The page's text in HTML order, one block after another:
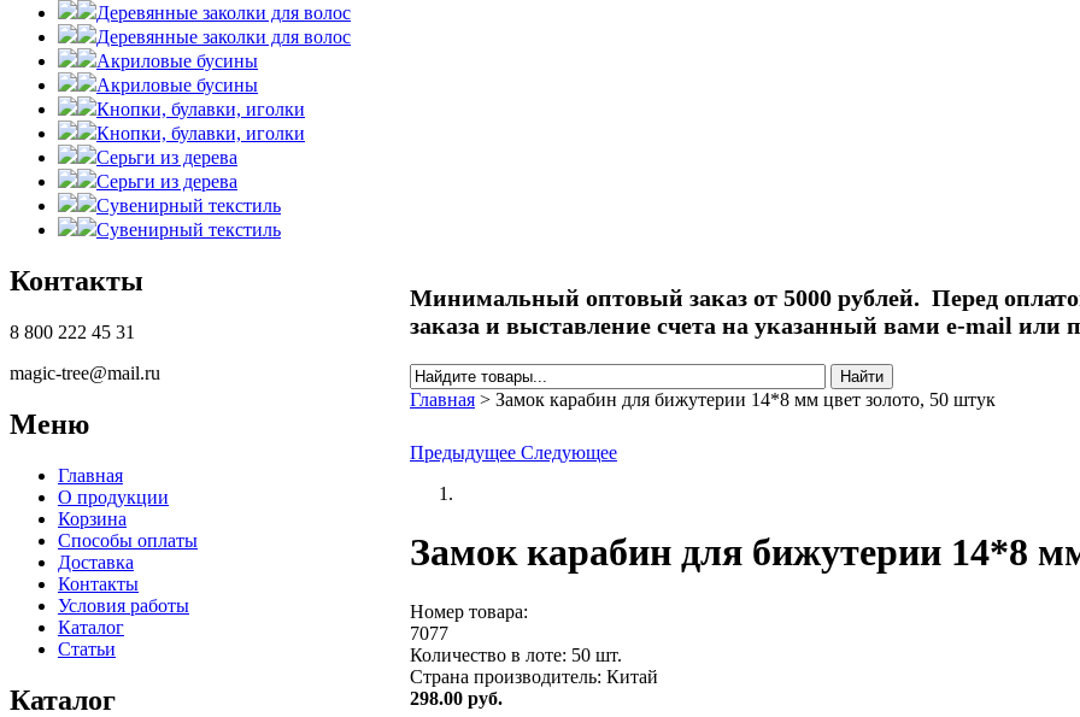
Деревянные заколки для волос
Деревянные заколки для волос
Акриловые бусины
Акриловые бусины
Кнопки, булавки, иголки
Кнопки, булавки, иголки
Серьги из дерева
Серьги из дерева
Сувенирный текстиль
Сувенирный текстиль
Минимальный оптовый заказ от 5000 рублей. Перед
заказа и выставление счета на указанный вами e-mail или
Форма поиска
Найти
Главная > Замок карабин для бижутерии 14*8 мм цвет золото, 50 штук
Предыдущее Следующее
Замок карабин для бижутерии 14*8
Номер товара:
7077
Количество в лоте: 50 шт.
Страна производитель: Китай
298.00 руб.
Контакты
8 800 222 45 31
magic-tree@mail.ru
Меню
Главная
О продукции
Корзина
Способы оплаты
Доставка
Контакты
Условия работы
Каталог
Статьи
Каталог